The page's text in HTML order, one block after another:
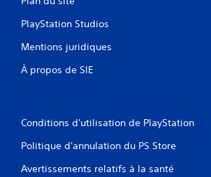
PlayStation Studios
Mentions juridiques
À propos de SIE
Conditions d'utilisation de PlayStation
Politique d'annulation du PS Store
Avertissements relatifs à la santé